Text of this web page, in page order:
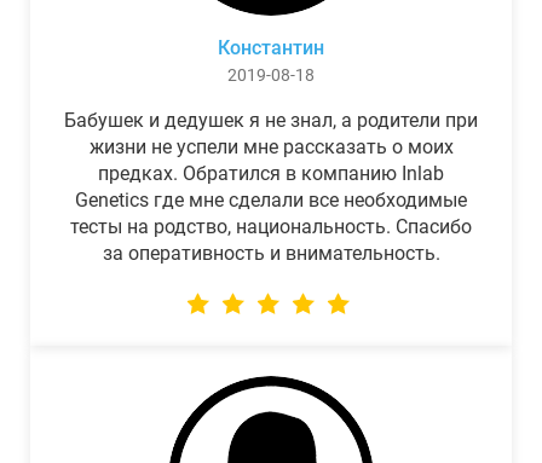
Константин
2019-08-18
Бабушек и дедушек я не знал, а родители при
жизни не успели мне рассказать о моих
предках. Обратился в компанию Inlab
Genetics где мне сделали все необходимые
тесты на родство, национальность. Спасибо
за оперативность и внимательность.